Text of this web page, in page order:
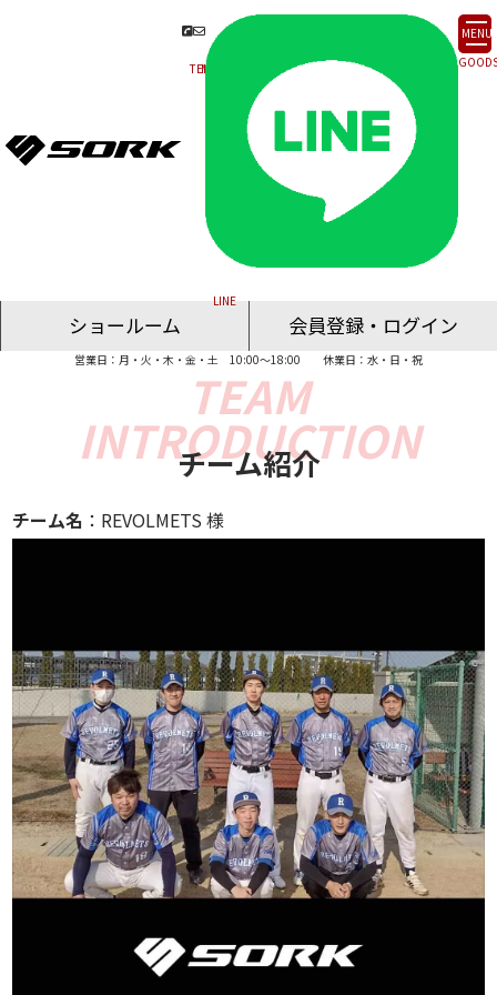
MENU
ショールーム
東京ショールーム
名古屋ショールーム
大阪ショールーム
福岡ショールーム
会員登録・ログイン
営業日：月・火・木・金・土 10:00～18:00 休業日：水・日・祝
チーム紹介
チーム名 ：REVOLMETS 様